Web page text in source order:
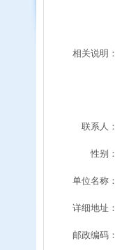
相关说明：
联系人：
性别：
单位名称：
详细地址：
邮政编码：